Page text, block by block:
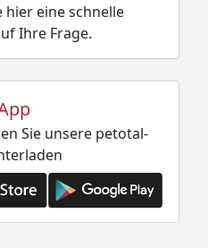
hier eine schnelle
Ihre Frage.
Sie unsere petotal-